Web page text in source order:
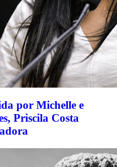
por Michelle e
Priscila Costa